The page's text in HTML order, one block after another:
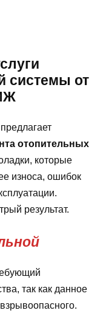
системы от
предлагает
отопительных
которые
износа, ошибок
результат.
так как данное